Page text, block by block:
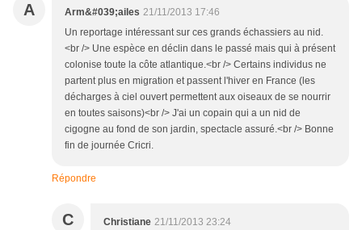
A Arm&#039;ailes 21/11/2013 17:46
Un reportage intéressant sur ces grands échassiers au nid.
<br /> Une espèce en déclin dans le passé mais qui à présent
colonise toute la côte atlantique.<br /> Certains individus ne
partent plus en migration et passent l'hiver en France (les
décharges à ciel ouvert permettent aux oiseaux de se nourrir
en toutes saisons)<br /> J'ai un copain qui a un nid de
cigogne au fond de son jardin, spectacle assuré.<br /> Bonne
fin de journée Cricri.
Répondre
C Christiane 21/11/2013 23:24